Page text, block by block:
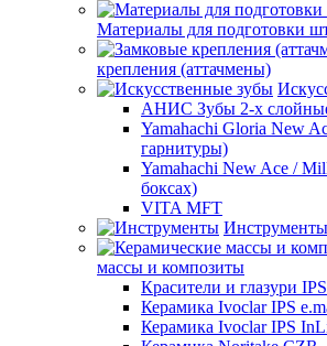
Материалы для подготовки
крепления (аттачмены)
АНИС Зубы 2-х
Yamahachi Gloria New
гарнитуры)
Yamahachi New Ace /
боксах)
VITA MFT
Инструменты
массы и композиты
Красители и глазури
Керамика Ivoclar IPS
Керамика Ivoclar IPS